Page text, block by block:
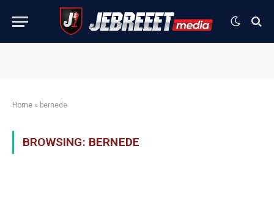
Home » bernede
BROWSING: BERNEDE